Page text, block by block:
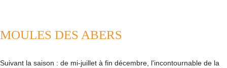
MOULES DES ABERS
Suivant la saison : de mi-juillet à fin décembre, l'incontournable de la